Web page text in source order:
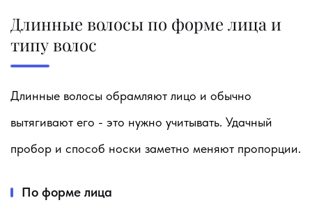
Длинные волосы по форме лица и
типу волос
Длинные волосы обрамляют лицо и обычно
вытягивают его - это нужно учитывать. Удачный
пробор и способ носки заметно меняют пропорции.
По форме лица